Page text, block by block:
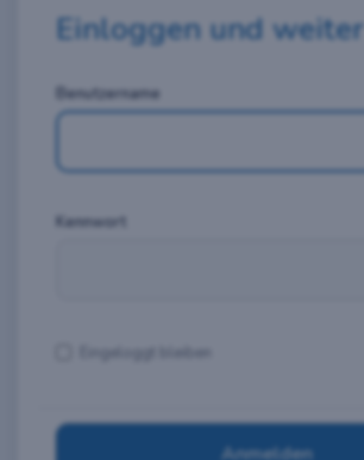
Einloggen und
Benutzername
Kennwort
Anmelden